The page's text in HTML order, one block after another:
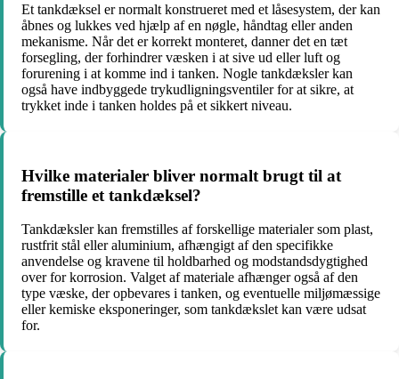
Et tankdæksel er normalt konstrueret med et låsesystem, der kan
åbnes og lukkes ved hjælp af en nøgle, håndtag eller anden
mekanisme. Når det er korrekt monteret, danner det en tæt
forsegling, der forhindrer væsken i at sive ud eller luft og
forurening i at komme ind i tanken. Nogle tankdæksler kan
også have indbyggede trykudligningsventiler for at sikre, at
trykket inde i tanken holdes på et sikkert niveau.
Hvilke materialer bliver normalt brugt til at
fremstille et tankdæksel?
Tankdæksler kan fremstilles af forskellige materialer som plast,
rustfrit stål eller aluminium, afhængigt af den specifikke
anvendelse og kravene til holdbarhed og modstandsdygtighed
over for korrosion. Valget af materiale afhænger også af den
type væske, der opbevares i tanken, og eventuelle miljømæssige
eller kemiske eksponeringer, som tankdækslet kan være udsat
for.